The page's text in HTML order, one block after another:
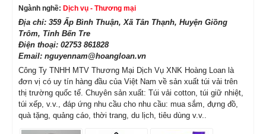
Ngành nghề: Dịch vụ - Thương mại
Địa chỉ: 359 Ấp Bình Thuận, Xã Tân Thạnh, Huyện Giồng
Trôm, Tỉnh Bến Tre
Điện thoại: 02753 861828
Email: nguyennam@hoangloan.vn
Công Ty TNHH MTV Thương Mại Dịch Vụ XNK Hoàng Loan là
đơn vị có uy tín hàng đầu của Việt Nam về sản xuất túi vải trên
thị trường quốc tế. Chuyên sản xuất: Túi vải cotton, túi giữ nhiệt,
túi xếp, v.v., đáp ứng nhu cầu cho nhu cầu: mua sắm, đựng đồ,
quà tặng, quảng cáo, thời trang, du lịch, tiêu dùng v.v..